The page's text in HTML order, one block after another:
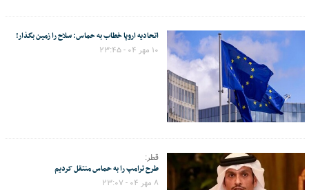
اتحادیه اروپا خطاب به حماس: سلاح را زمین بگذار!
۱۰ مهر ۰۴ - ۲۳:۴۵
قطر:
طرح ترامپ را به حماس منتقل کردیم
۸ مهر ۰۴ - ۲۳:۰۷